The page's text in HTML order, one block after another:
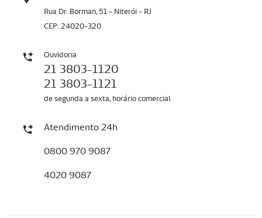
Rua Dr. Borman, 51 - Niterói - RJ
CEP: 24020-320
Ouvidoria
21 3803-1120
21 3803-1121
de segunda a sexta, horário comercial
Atendimento 24h
0800 970 9087
4020 9087